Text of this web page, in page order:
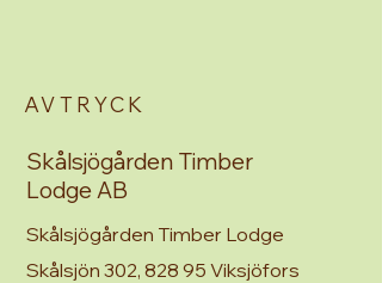
AVTRYCK
Skålsjögården Timber
Lodge AB
Skålsjögården Timber Lodge
Skålsjön 302, 828 95 Viksjöfors